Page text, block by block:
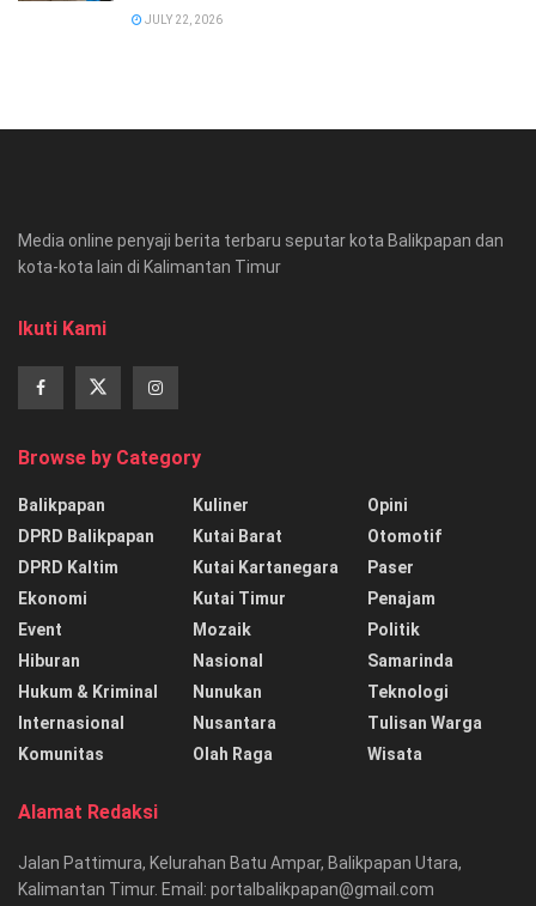
JULY 22, 2026
Media online penyaji berita terbaru seputar kota Balikpapan dan
kota-kota lain di Kalimantan Timur
Ikuti Kami
Browse by Category
Balikpapan
DPRD Balikpapan
DPRD Kaltim
Ekonomi
Event
Hiburan
Hukum & Kriminal
Internasional
Komunitas
Kuliner
Kutai Barat
Kutai Kartanegara
Kutai Timur
Mozaik
Nasional
Nunukan
Nusantara
Olah Raga
Opini
Otomotif
Paser
Penajam
Politik
Samarinda
Teknologi
Tulisan Warga
Wisata
Alamat Redaksi
Jalan Pattimura, Kelurahan Batu Ampar, Balikpapan Utara,
Kalimantan Timur. Email: portalbalikpapan@gmail.com